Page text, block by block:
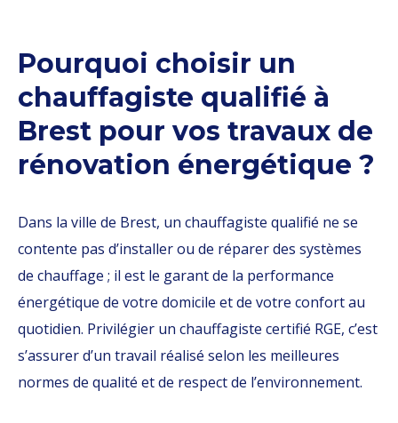
Pourquoi choisir un
chauffagiste qualifié à
Brest pour vos travaux de
rénovation énergétique ?
Dans la ville de Brest, un chauffagiste qualifié ne se
contente pas d’installer ou de réparer des systèmes
de chauffage ; il est le garant de la performance
énergétique de votre domicile et de votre confort au
quotidien. Privilégier un chauffagiste certifié RGE, c’est
s’assurer d’un travail réalisé selon les meilleures
normes de qualité et de respect de l’environnement.